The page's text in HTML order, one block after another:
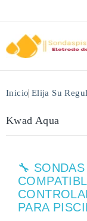
Inicio Elija Su
Kwad Aqua
🔧
PARA